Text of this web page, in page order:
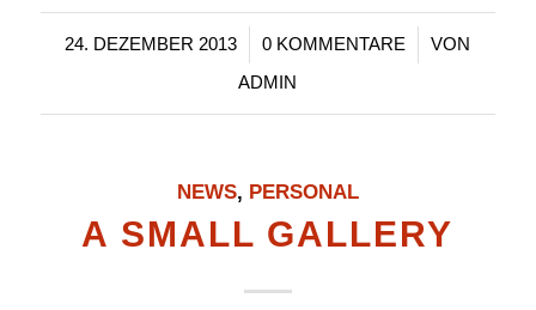
24. DEZEMBER 2013
/ 0 KOMMENTARE
/
VON
ADMIN
NEWS, PERSONAL
A SMALL GALLERY